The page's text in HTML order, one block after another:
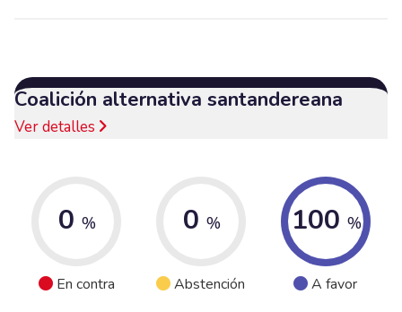
Coalición alternativa santandereana
Ver detalles
0 %
En contra
0 %
Abstención
100 %
A favor